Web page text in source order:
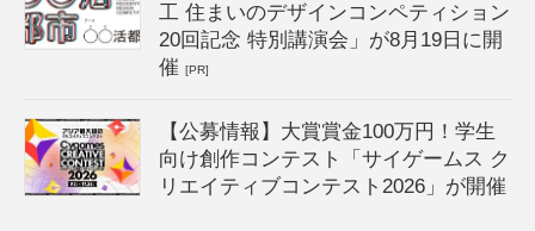
工 住まいのデザインコンペティション
20回記念 特別講演会」が8月19日に開
催[PR]
【公募情報】大賞賞金100万円！学生
向け創作コンテスト「サイゲームス ク
リエイティブコンテスト2026」が開催